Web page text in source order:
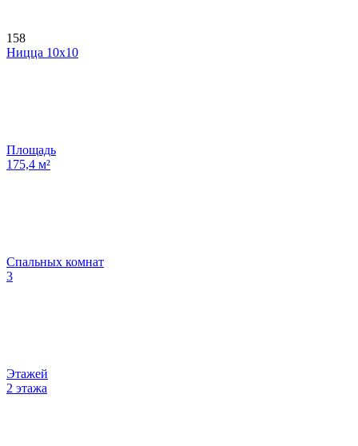
158
Ницца 10х10
Площадь
175,4 м²
Спальных комнат
3
Этажей
2 этажа